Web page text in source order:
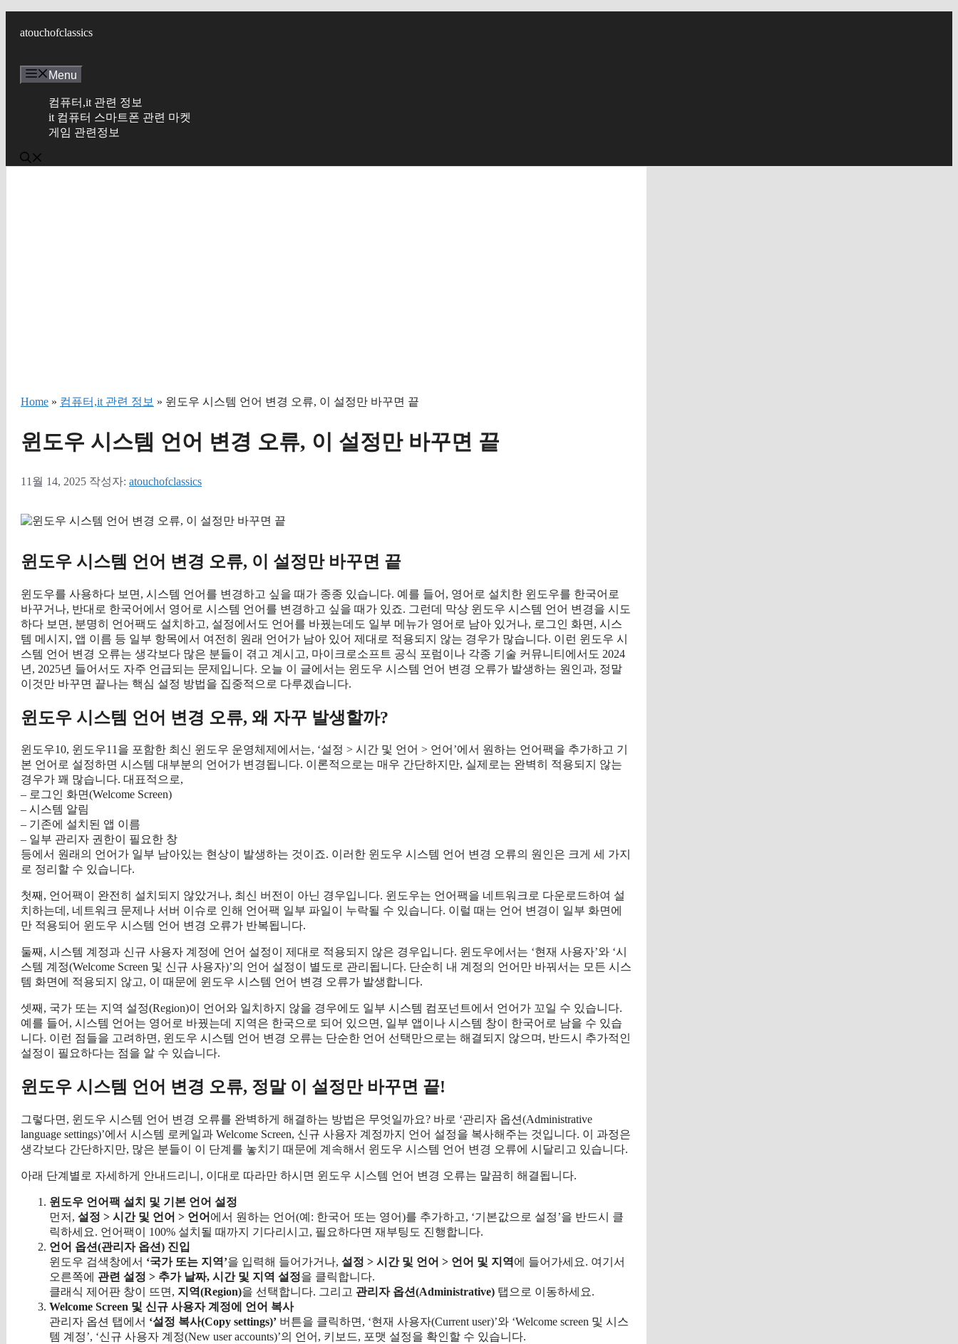
atouchofclassics
Menu
컴퓨터,it 관련 정보
it 컴퓨터 스마트폰 관련 마켓
게임 관련정보
Home » 컴퓨터,it 관련 정보 » 윈도우 시스템 언어 변경 오류, 이 설정만 바꾸면 끝
윈도우 시스템 언어 변경 오류, 이 설정만 바꾸면 끝
11월 14, 2025 작성자: atouchofclassics
윈도우 시스템 언어 변경 오류, 이 설정만 바꾸면 끝
윈도우를 사용하다 보면, 시스템 언어를 변경하고 싶을 때가 종종 있습니다. 예를 들어, 영어로 설치한 윈도우를 한국어로
바꾸거나, 반대로 한국어에서 영어로 시스템 언어를 변경하고 싶을 때가 있죠. 그런데 막상 윈도우 시스템 언어 변경을 시도
하다 보면, 분명히 언어팩도 설치하고, 설정에서도 언어를 바꿨는데도 일부 메뉴가 영어로 남아 있거나, 로그인 화면, 시스
템 메시지, 앱 이름 등 일부 항목에서 여전히 원래 언어가 남아 있어 제대로 적용되지 않는 경우가 많습니다. 이런 윈도우 시
스템 언어 변경 오류는 생각보다 많은 분들이 겪고 계시고, 마이크로소프트 공식 포럼이나 각종 기술 커뮤니티에서도 2024
년, 2025년 들어서도 자주 언급되는 문제입니다. 오늘 이 글에서는 윈도우 시스템 언어 변경 오류가 발생하는 원인과, 정말
이것만 바꾸면 끝나는 핵심 설정 방법을 집중적으로 다루겠습니다.
윈도우 시스템 언어 변경 오류, 왜 자꾸 발생할까?
윈도우10, 윈도우11을 포함한 최신 윈도우 운영체제에서는, ‘설정 > 시간 및 언어 > 언어’에서 원하는 언어팩을 추가하고 기
본 언어로 설정하면 시스템 대부분의 언어가 변경됩니다. 이론적으로는 매우 간단하지만, 실제로는 완벽히 적용되지 않는
경우가 꽤 많습니다. 대표적으로,
– 로그인 화면(Welcome Screen)
– 시스템 알림
– 기존에 설치된 앱 이름
– 일부 관리자 권한이 필요한 창
등에서 원래의 언어가 일부 남아있는 현상이 발생하는 것이죠. 이러한 윈도우 시스템 언어 변경 오류의 원인은 크게 세 가지
로 정리할 수 있습니다.
첫째, 언어팩이 완전히 설치되지 않았거나, 최신 버전이 아닌 경우입니다. 윈도우는 언어팩을 네트워크로 다운로드하여 설
치하는데, 네트워크 문제나 서버 이슈로 인해 언어팩 일부 파일이 누락될 수 있습니다. 이럴 때는 언어 변경이 일부 화면에
만 적용되어 윈도우 시스템 언어 변경 오류가 반복됩니다.
둘째, 시스템 계정과 신규 사용자 계정에 언어 설정이 제대로 적용되지 않은 경우입니다. 윈도우에서는 ‘현재 사용자’와 ‘시
스템 계정(Welcome Screen 및 신규 사용자)’의 언어 설정이 별도로 관리됩니다. 단순히 내 계정의 언어만 바꿔서는 모든 시스
템 화면에 적용되지 않고, 이 때문에 윈도우 시스템 언어 변경 오류가 발생합니다.
셋째, 국가 또는 지역 설정(Region)이 언어와 일치하지 않을 경우에도 일부 시스템 컴포넌트에서 언어가 꼬일 수 있습니다.
예를 들어, 시스템 언어는 영어로 바꿨는데 지역은 한국으로 되어 있으면, 일부 앱이나 시스템 창이 한국어로 남을 수 있습
니다. 이런 점들을 고려하면, 윈도우 시스템 언어 변경 오류는 단순한 언어 선택만으로는 해결되지 않으며, 반드시 추가적인
설정이 필요하다는 점을 알 수 있습니다.
윈도우 시스템 언어 변경 오류, 정말 이 설정만 바꾸면 끝!
그렇다면, 윈도우 시스템 언어 변경 오류를 완벽하게 해결하는 방법은 무엇일까요? 바로 ‘관리자 옵션(Administrative
language settings)’에서 시스템 로케일과 Welcome Screen, 신규 사용자 계정까지 언어 설정을 복사해주는 것입니다. 이 과정은
생각보다 간단하지만, 많은 분들이 이 단계를 놓치기 때문에 계속해서 윈도우 시스템 언어 변경 오류에 시달리고 있습니다.
아래 단계별로 자세하게 안내드리니, 이대로 따라만 하시면 윈도우 시스템 언어 변경 오류는 말끔히 해결됩니다.
윈도우 언어팩 설치 및 기본 언어 설정
먼저, 설정 > 시간 및 언어 > 언어 에서 원하는 언어(예: 한국어 또는 영어)를 추가하고, ‘기본값으로 설정’을 반드시 클
릭하세요. 언어팩이 100% 설치될 때까지 기다리시고, 필요하다면 재부팅도 진행합니다.
언어 옵션(관리자 옵션) 진입
윈도우 검색창에서 ‘국가 또는 지역’을 입력해 들어가거나, 설정 > 시간 및 언어 > 언어 및 지역 에 들어가세요. 여기서
오른쪽에 관련 설정 > 추가 날짜, 시간 및 지역 설정을 클릭합니다.
클래식 제어판 창이 뜨면, 지역(Region)을 선택합니다. 그리고 관리자 옵션(Administrative) 탭으로 이동하세요.
Welcome Screen 및 신규 사용자 계정에 언어 복사
관리자 옵션 탭에서 ‘설정 복사(Copy settings)’ 버튼을 클릭하면, ‘현재 사용자(Current user)’와 ‘Welcome screen 및 시스
템 계정’, ‘신규 사용자 계정(New user accounts)’의 언어, 키보드, 포맷 설정을 확인할 수 있습니다.